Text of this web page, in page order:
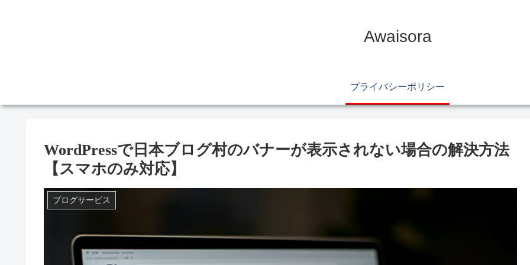
Awaisora
プライバシーポリシー
WordPressで日本ブログ村のバナーが表示されない場合の解決方法
【スマホのみ対応】
ブログサービス